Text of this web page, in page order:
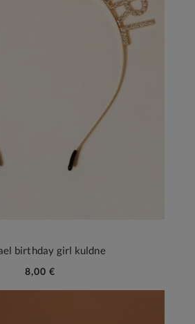
birthday girl kuldne
8,00 €